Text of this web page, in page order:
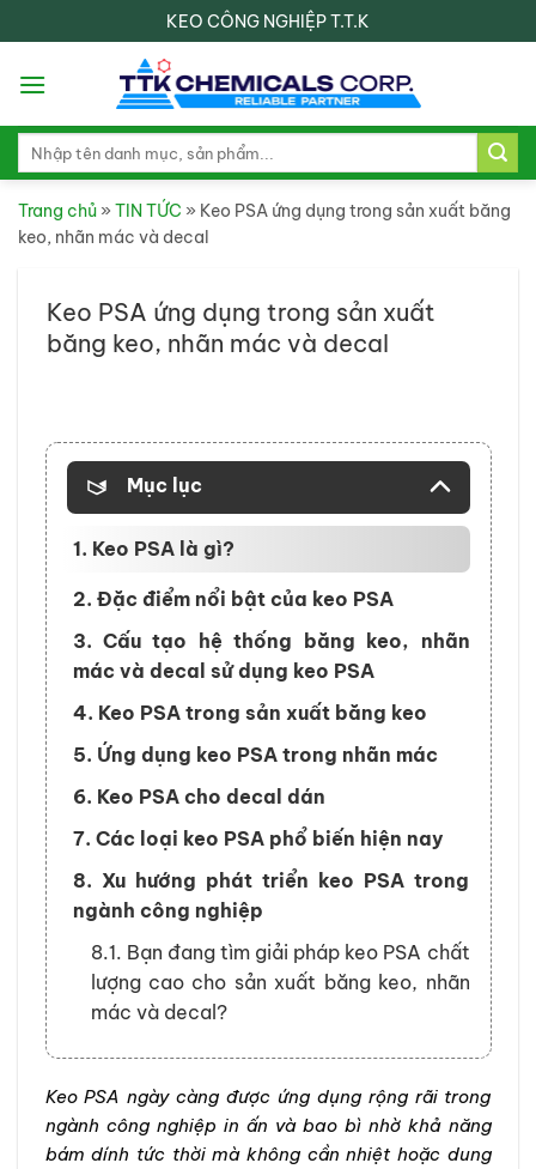
to
content
KEO CÔNG NGHIỆP T.T.K
Trang chủ » TIN TỨC » Keo PSA ứng dụng trong sản xuất băng
keo, nhãn mác và decal
Keo PSA ứng dụng trong sản xuất
băng keo, nhãn mác và decal
Mục lục
1. Keo PSA là gì?
2. Đặc điểm nổi bật của keo PSA
3. Cấu tạo hệ thống băng keo, nhãn
mác và decal sử dụng keo PSA
4. Keo PSA trong sản xuất băng keo
5. Ứng dụng keo PSA trong nhãn mác
6. Keo PSA cho decal dán
7. Các loại keo PSA phổ biến hiện nay
8. Xu hướng phát triển keo PSA trong
ngành công nghiệp
8.1. Bạn đang tìm giải pháp keo PSA chất
lượng cao cho sản xuất băng keo, nhãn
mác và decal?
Keo PSA ngày càng được ứng dụng rộng rãi trong
ngành công nghiệp in ấn và bao bì nhờ khả năng
bám dính tức thời mà không cần nhiệt hoặc dung